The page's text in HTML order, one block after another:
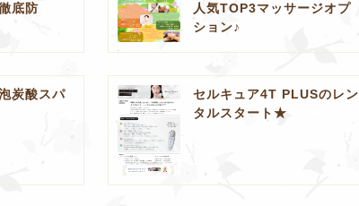
底防
人気TOP3マッサージオプ
ション♪
炭酸スパ
セルキュア4T PLUSのレン
タルスタート★